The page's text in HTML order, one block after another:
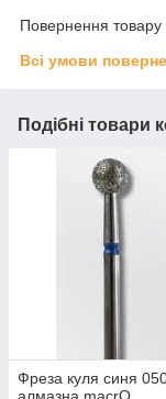
Повернення товару
Всі умови
Подібні товари
Фреза куля синя